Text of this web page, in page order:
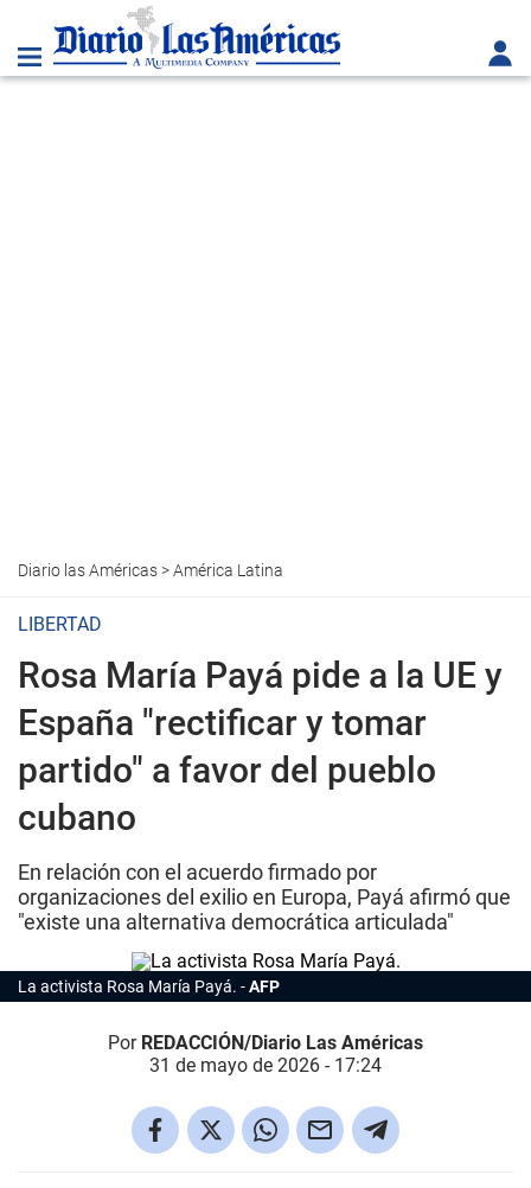
Diario las Américas>América Latina
LIBERTAD
Rosa María Payá pide a la UE y
España "rectificar y tomar
partido" a favor del pueblo
cubano
En relación con el acuerdo firmado por
organizaciones del exilio en Europa, Payá afirmó que
"existe una alternativa democrática articulada"
La activista Rosa María Payá. AFP
Por REDACCIÓN/Diario Las Américas
31 de mayo de 2026 - 17:24